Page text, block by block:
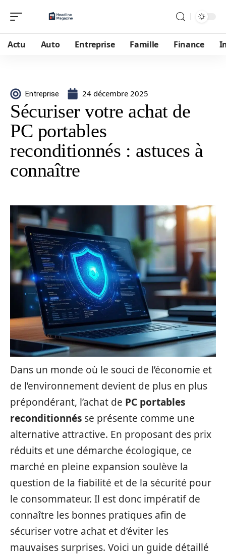
Actu Auto Entreprise Famille Finance
Entreprise 24 décembre 2025
Sécuriser votre achat de
PC portables
reconditionnés : astuces à
connaître
Dans un monde où le souci de l’économie et
de l’environnement devient de plus en plus
prépondérant, l’achat de PC portables
reconditionnés se présente comme une
alternative attractive. En proposant des prix
réduits et une démarche écologique, ce
marché en pleine expansion soulève la
question de la fiabilité et de la sécurité pour
le consommateur. Il est donc impératif de
connaître les bonnes pratiques afin de
sécuriser votre achat et d’éviter les
mauvaises surprises. Voici un guide détaillé